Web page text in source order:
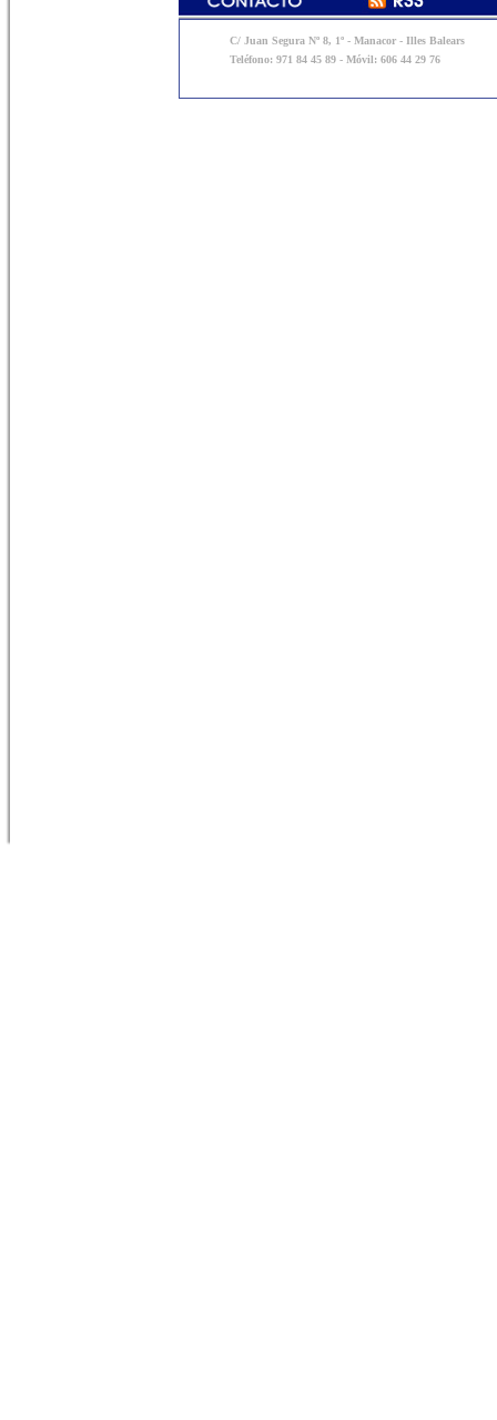
C/ Juan Segura Nº 8, 1º - Manacor - Illes Balears
Teléfono: 971 84 45 89 - Móvil: 606 44 29 76